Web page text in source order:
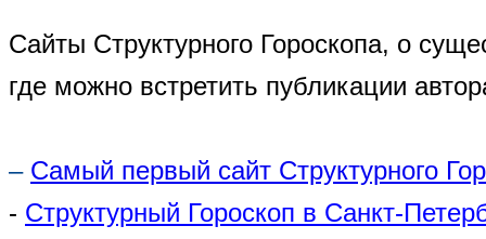
Сайты Структурного Гороскопа, о
где можно встретить публикации
– Самый первый сайт Структурного
- Структурный Гороскоп в Санкт-